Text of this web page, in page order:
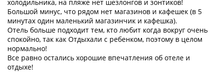
холодильника, на пляже нет шезлонгов и зонтиков!
Большой минус, что рядом нет магазинов и кафешек (в 5
минутах один маленький магазинчик и кафешка).
Отель больше подходит тем, кто любит когда вокруг очень
спокойно, так как Отдыхали с ребенком, поэтому в целом
нормально!
Все равно остались хорошие впечатления об отеле и
отдыхе!